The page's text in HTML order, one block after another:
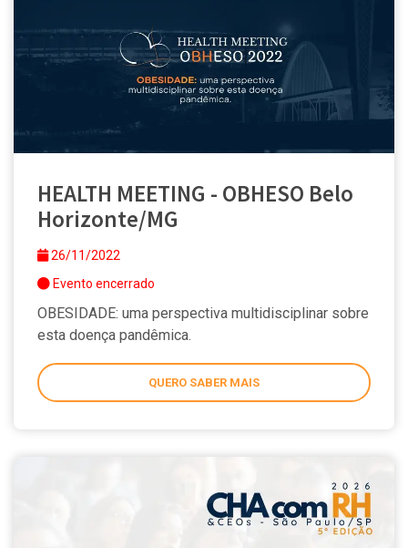
HEALTH MEETING - OBHESO Belo
Horizonte/MG
26/11/2022
Evento encerrado
OBESIDADE: uma perspectiva multidisciplinar sobre
esta doença pandêmica.
QUERO SABER MAIS